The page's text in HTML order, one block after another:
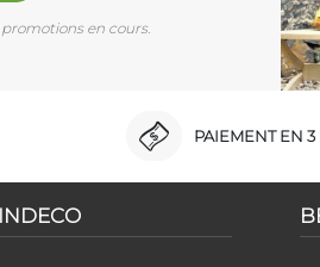
en cours.
PAIEMENT EN 3